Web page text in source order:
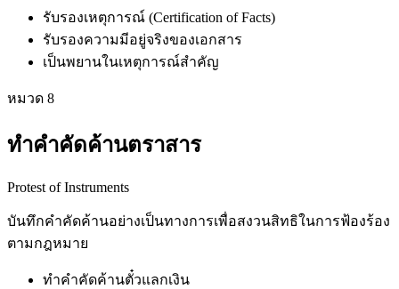
รับรองเหตุการณ์ (Certification of Facts)
รับรองความมีอยู่จริงของเอกสาร
เป็นพยานในเหตุการณ์สำคัญ
หมวด 8
ทำคำคัดค้านตราสาร
Protest of Instruments
บันทึกคำคัดค้านอย่างเป็นทางการเพื่อสงวนสิทธิในการฟ้องร้อง
ตามกฎหมาย
ทำคำคัดค้านตั๋วแลกเงิน